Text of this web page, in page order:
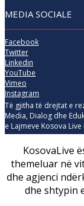
MEDIA SOCIALE
Facebook
Twitter
Linkedin
YouTube
Vimeo
Instagram
Të gjitha të drejtat e
Media, Dialog dhe
e Lajmeve Kosova Live
KosovaLive
themeluar në
dhe agjenci
dhe shtypin